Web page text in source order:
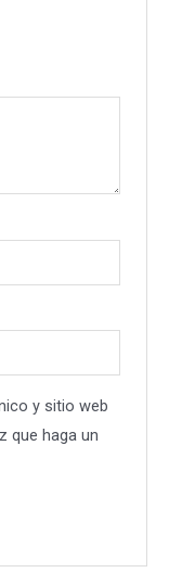
y sitio web
que haga un